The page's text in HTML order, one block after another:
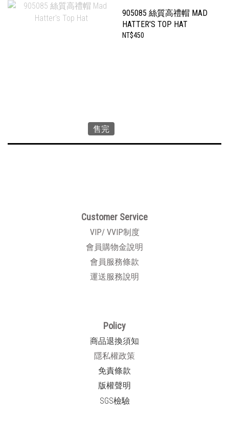
售完
905085 絲質高禮帽 MAD
HATTER'S TOP HAT
NT$450
Customer Service
VIP/ VVIP制度
會員購物金說明
會員服務條款
運送服務說明
Policy
商品退換須知
隱私權政策
免責條款
版權聲明
SGS檢驗